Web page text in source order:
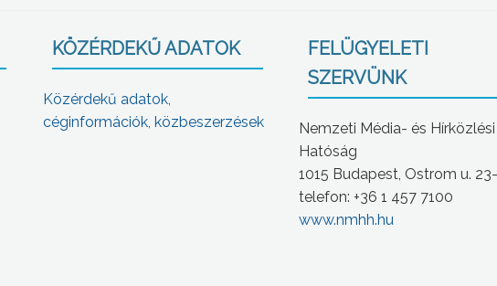
KÖZÉRDEKŰ ADATOK
Közérdekű adatok,
céginformációk, közbeszerzések
FELÜGYELETI
SZERVÜNK
Nemzeti Média- és Hírközlési
Hatóság
1015 Budapest, Ostrom u.
telefon: +36 1 457 7100
www.nmhh.hu